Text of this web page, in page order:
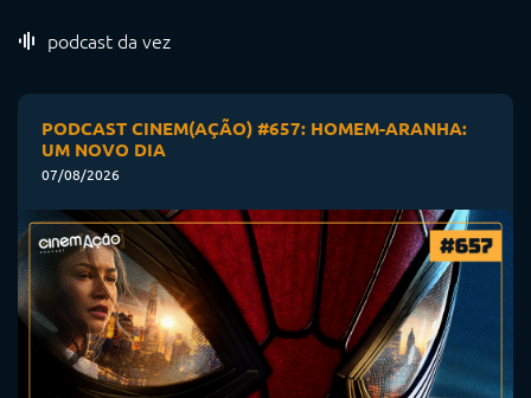
podcast da vez
PODCAST CINEM(AÇÃO) #657: HOMEM-ARANHA:
UM NOVO DIA
07/08/2026